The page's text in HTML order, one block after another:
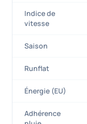
Indice de
vitesse
Saison
Runflat
Énergie (EU)
Adhérence